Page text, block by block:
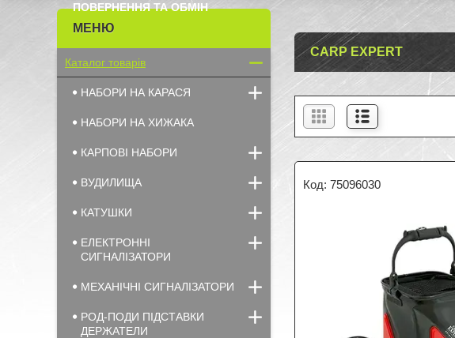
ПОВЕРНЕННЯ ТА ОБМІН
CARP EXPERT
75096030
Каталог товарів
НАБОРИ НА КАРАСЯ
НАБОРИ НА ХИЖАКА
КАРПОВІ НАБОРИ
ВУДИЛИЩА
КАТУШКИ
ЕЛЕКТРОННІ
СИГНАЛІЗАТОРИ
МЕХАНІЧНІ СИГНАЛІЗАТОРИ
РОД-ПОДИ ПІДСТАВКИ
ДЕРЖАТЕЛИ